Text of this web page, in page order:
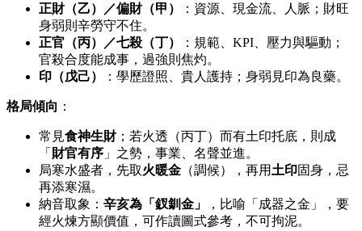
正財（乙）／偏財（甲）
：資源、現金流、人脈；財旺
身弱則辛勞守不住。
正官（丙）／七殺（丁）
：規範、KPI、壓力與驅動；
官殺合度能成事，過強則焦灼。
印（戊己）
：學歷證照、貴人護持；身弱見印為良藥。
格局傾向 ：
常見食神生財；若火透（丙丁）而有土印托底，則成
「 財官有序 」之勢，事業、名聲並進。
局寒水盛者，先取火暖金 （調候），再用 土印固身，忌
再添寒濕。
納音取象： 辛亥為「釵釧金」
，比喻「成器之金」，要
經火煉方顯價值，可作讀圖式參考，不可拘泥。